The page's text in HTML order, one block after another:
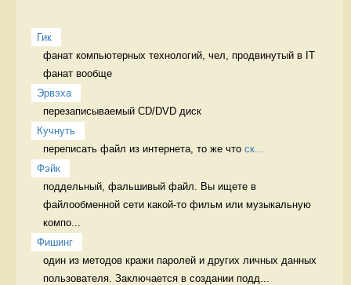
Гик
фанат компьютерных технологий, чел, продвинутый в IT
фанат вообще
Эрвэха
перезаписываемый CD/DVD диск
Кучнуть
переписать файл из интернета, то же что ск...
Фэйк
поддельный, фальшивый файл. Вы ищете в
файлообменной сети какой-то фильм или музыкальную
компо...
Фишинг
один из методов кражи паролей и других личных данных
пользователя. Заключается в создании подд...